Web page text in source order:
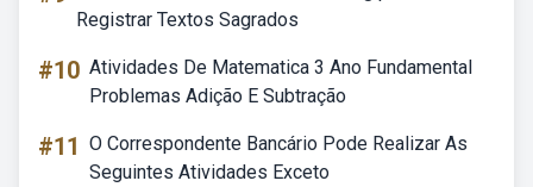
Registrar Textos Sagrados
#10 Atividades De Matematica 3 Ano Fundamental
Problemas Adição E Subtração
#11 O Correspondente Bancário Pode Realizar As
Seguintes Atividades Exceto